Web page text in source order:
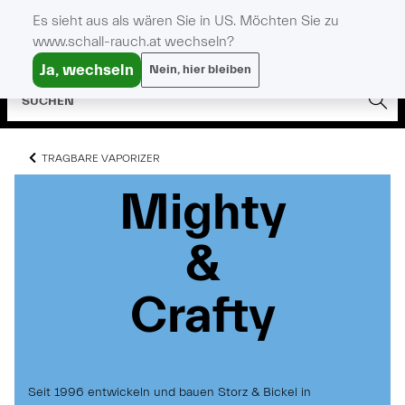
TRAGBARE VAPORIZER
Mighty
&
Crafty
Mighty
&
Crafty
Mighty
&
Crafty
Seit 1996 entwickeln und bauen Storz & Bickel in
Es sieht aus als wären Sie in US. Möchten Sie zu
www.schall-rauch.at wechseln?
Ja, wechseln Nein, hier bleiben